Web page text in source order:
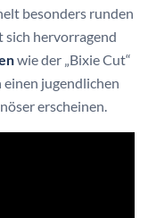
besonders runden
sich hervorragend
wie der „Bixie Cut“
jugendlichen
erscheinen.